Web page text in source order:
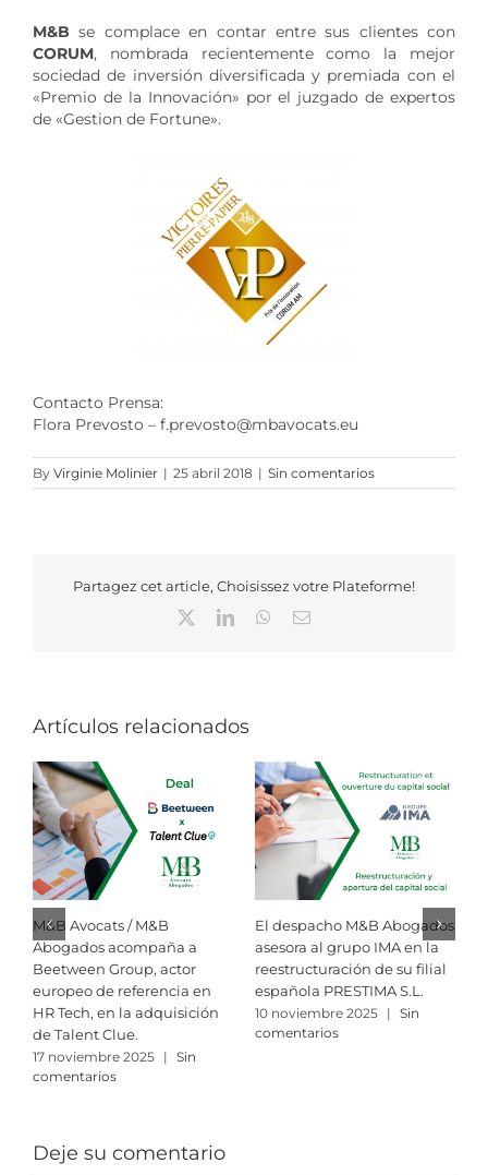
M&B se complace en contar entre sus clientes con
CORUM, nombrada recientemente como la mejor
sociedad de inversión diversificada y premiada con el
«Premio de la Innovación» por el juzgado de expertos
de «Gestion de Fortune».
Contacto Prensa:
Flora Prevosto – f.prevosto@mbavocats.eu
By Virginie Molinier | 25 abril 2018 | Sin comentarios
Partagez cet article, Choisissez votre Plateforme!
LinkedInWhatsApp
Correo
Artículos relacionados
M&B Avocats / M&B
Abogados acompaña a
Beetween Group, actor
europeo de referencia en
HR Tech, en la adquisición
de Talent Clue.
17 noviembre 2025 | Sin
comentarios
El despacho M&B Abogados
asesora al grupo IMA en la
reestructuración de su filial
española PRESTIMA S.L.
10 noviembre 2025 | Sin
comentarios
Deje su comentario